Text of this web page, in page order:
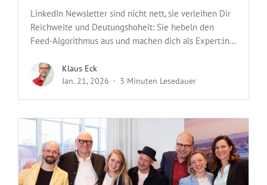
LinkedIn Newsletter sind nicht nett, sie verleihen Dir
Reichweite und Deutungshoheit: Sie hebeln den
Feed-Algorithmus aus und machen dich als Expert:in...
Klaus Eck
Jan. 21, 2026
3 Minuten Lesedauer